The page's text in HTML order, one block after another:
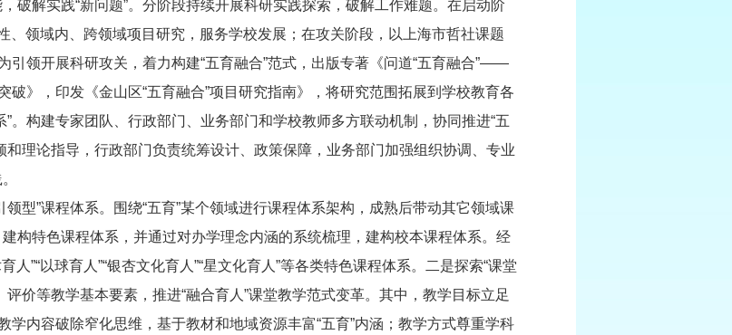
破解实践“新问题”。分阶段持续开展科研实践探索，破解工作难题。在启动阶
、领域内、跨领域项目研究，服务学校发展；在攻关阶段，以上海市哲社课题
引领开展科研攻关，着力构建“五育融合”范式，出版专著《问道“五育融合”——
破》，印发《金山区“五育融合”项目研究指南》，将研究范围拓展到学校教育各
。构建专家团队、行政部门、业务部门和学校教师多方联动机制，协同推进“五
理论指导，行政部门负责统筹设计、政策保障，业务部门加强组织协调、专业
”课程体系。围绕“五育”某个领域进行课程体系架构，成熟后带动其它领域课
构特色课程体系，并通过对办学理念内涵的系统梳理，建构校本课程体系。经
人”“以球育人”“银杏文化育人”“星文化育人”等各类特色课程体系。二是探索“课堂
价等教学基本要素，推进“融合育人”课堂教学范式变革。其中，教学目标立足
学内容破除窄化思维，基于教材和地域资源丰富“五育”内涵；教学方式尊重学科